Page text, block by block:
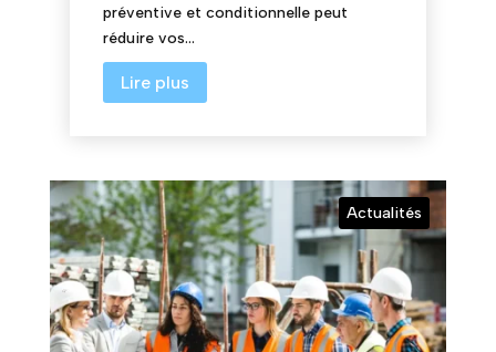
préventive et conditionnelle peut
réduire vos...
Lire plus
Actualités